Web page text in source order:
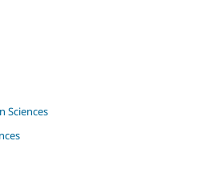
Sciences